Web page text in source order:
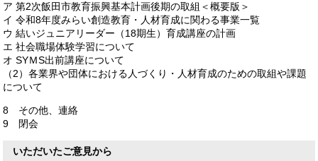
ア 第2次飯田市教育振興基本計画後期の取組＜概要版＞
イ 令和8年度みらい創造教育・人材育成に関わる事業一覧
ウ 結いジュニアリーダー（18期生）育成講座の計画
エ 社会職場体験学習について
オ SYＭS出前講座について
（2）各業界や団体における人づくり・人材育成のための取組や課題
について
8 その他、連絡
9 閉会
いただいたご意見から